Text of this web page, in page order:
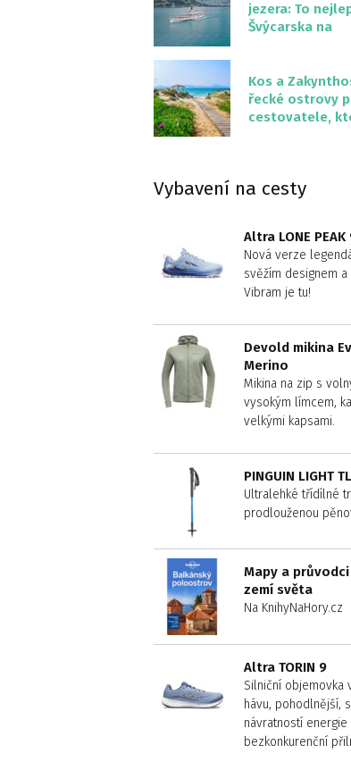
jezera: To
Švýcarska na
Kos a
řecké ostrovy
cestovatele,
Vybavení na cesty
Altra LONE PEAK
Nová verze
svěžím designem a
Vibram je tu!
Devold mikina
Merino
Mikina na zip s
vysokým límcem,
velkými kapsami.
PINGUIN LIGHT TL
Ultralehké třídílné
prodlouženou
Mapy a průvodci
zemí světa
Na KnihyNaHory.cz
Altra TORIN 9
Silniční objemovka
hávu, pohodlnější,
návratností energie
bezkonkurenční